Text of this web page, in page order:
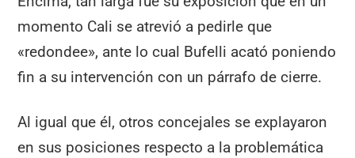
momento Cali se atrevió a pedirle que
«redondee», ante lo cual Bufelli acató poniendo
fin a su intervención con un párrafo de cierre.
Al igual que él, otros concejales se explayaron
en sus posiciones respecto a la problemática